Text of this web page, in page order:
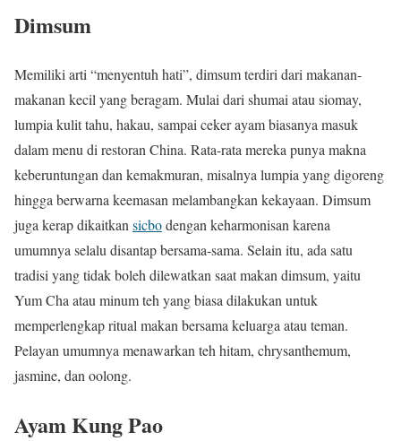
Dimsum
Memiliki arti “menyentuh hati”, dimsum terdiri dari makanan-
makanan kecil yang beragam. Mulai dari shumai atau siomay,
lumpia kulit tahu, hakau, sampai ceker ayam biasanya masuk
dalam menu di restoran China. Rata-rata mereka punya makna
keberuntungan dan kemakmuran, misalnya lumpia yang digoreng
hingga berwarna keemasan melambangkan kekayaan. Dimsum
juga kerap dikaitkan sicbodengan keharmonisan karena
umumnya selalu disantap bersama-sama. Selain itu, ada satu
tradisi yang tidak boleh dilewatkan saat makan dimsum, yaitu
Yum Cha atau minum teh yang biasa dilakukan untuk
memperlengkap ritual makan bersama keluarga atau teman.
Pelayan umumnya menawarkan teh hitam, chrysanthemum,
jasmine, dan oolong.
Ayam Kung Pao